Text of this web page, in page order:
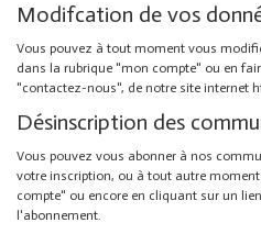
Modifcation de vos
Vous pouvez à tout moment vous
dans la rubrique "mon compte" ou en
"contactez-nous", de notre site internet
Désinscription des
Vous pouvez vous abonner à nos
votre inscription, ou à tout autre
compte" ou encore en cliquant sur un
l'abonnement.